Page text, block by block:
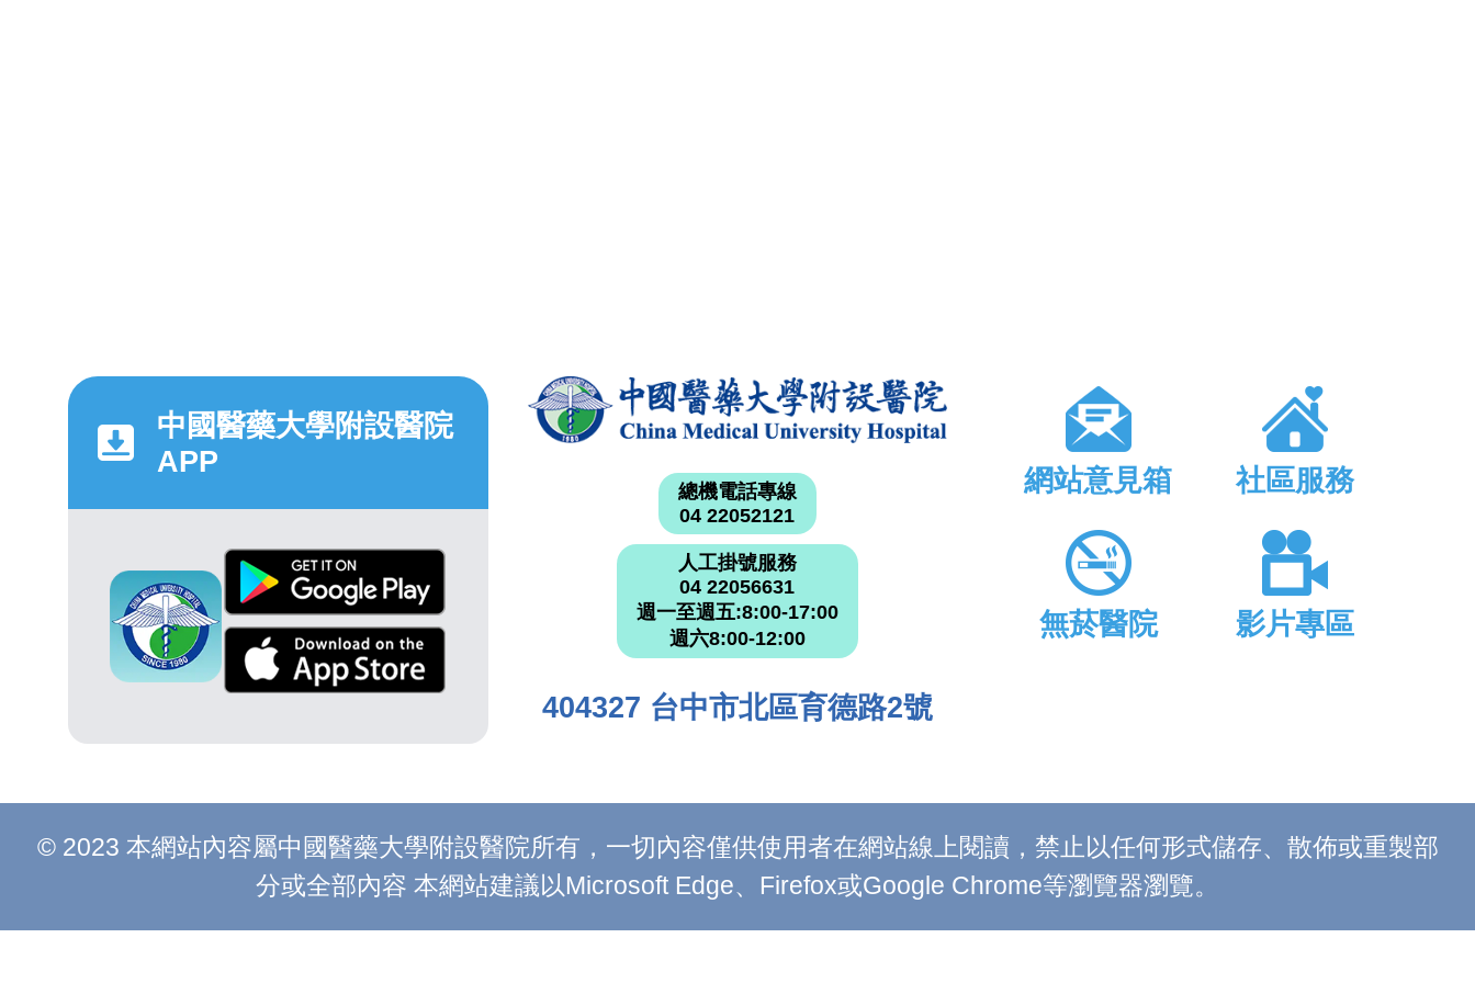
中國醫藥大學附設醫院
APP
總機電話專線
04 22052121
人工掛號服務
04 22056631
週一至週五:8:00-17:00
週六8:00-12:00
404327 台中市北區育德路2號
網站意見箱 社區服務
無菸醫院 影片專區
© 2023 本網站內容屬中國醫藥大學附設醫院所有，一切內容僅供使用者在網站線上閱讀，禁止以任何形式儲存、散佈或重製部
分或全部內容 本網站建議以Microsoft Edge、Firefox或Google Chrome等瀏覽器瀏覽。